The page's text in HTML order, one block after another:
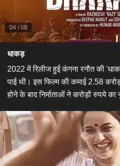
04 /08
धाकड़
2022 में रिलीज हुई कंगना रनौत की
पाई थी। इस फिल्म की कमाई 2.58
होने के बाद निर्माताओं ने करोड़ों रुपये